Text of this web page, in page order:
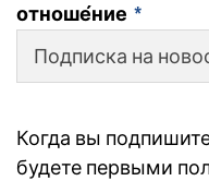
отноше́ние *
Подписка на
Когда вы
будете первыми